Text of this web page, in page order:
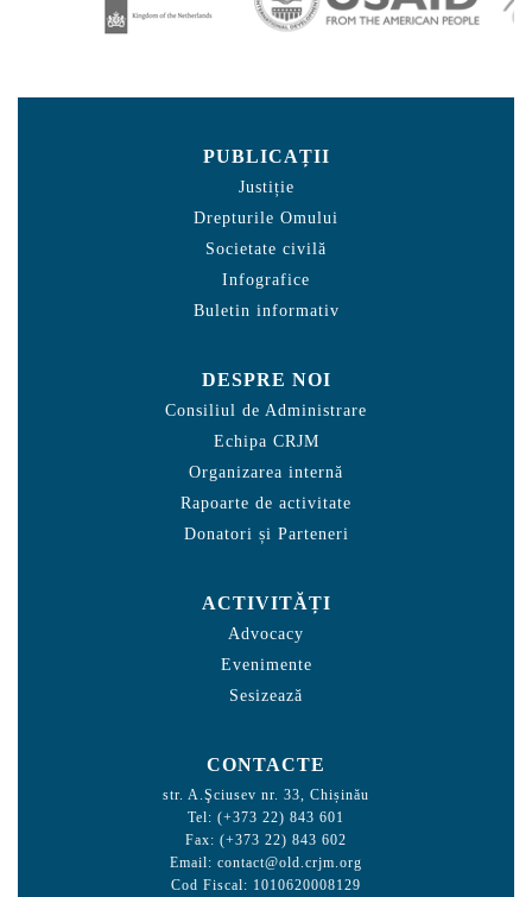
PUBLICAȚII
Justiție
Drepturile Omului
Societate civilă
Infografice
Buletin informativ
DESPRE NOI
Consiliul de Administrare
Echipa CRJM
Organizarea internă
Rapoarte de activitate
Donatori și Parteneri
ACTIVITĂȚI
Advocacy
Evenimente
Sesizează
CONTACTE
str. A.Şciusev nr. 33, Chișinău
Tel: (+373 22) 843 601
Fax: (+373 22) 843 602
Email: contact@old.crjm.org
Cod Fiscal: 1010620008129